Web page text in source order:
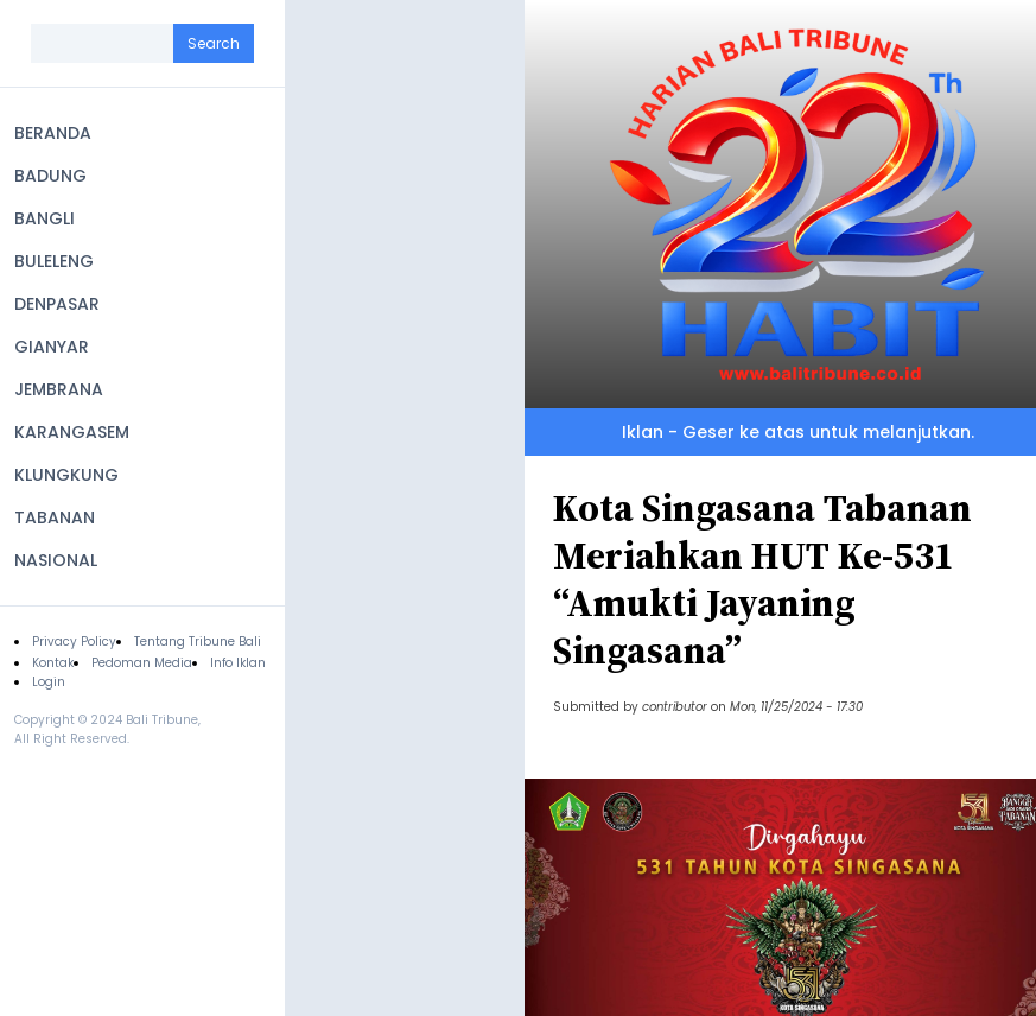
navigation
BERANDA
BADUNG
BANGLI
BULELENG
DENPASAR
GIANYAR
JEMBRANA
KARANGASEM
KLUNGKUNG
TABANAN
NASIONAL
Footer
Privacy Policy
Tentang Tribune Bali
Kontak
Pedoman Media
Info Iklan
Login
Copyright © 2024 Bali Tribune,
All Right Reserved.
Iklan - Geser ke atas untuk melanjutkan.
Kota Singasana Tabanan
Meriahkan HUT Ke-531
“Amukti Jayaning
Singasana”
Submitted by contributor on Mon, 11/25/2024 - 17:30